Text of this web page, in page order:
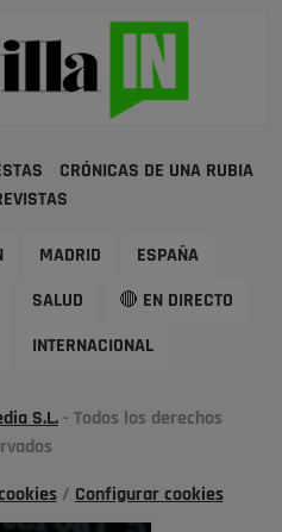
CRÓNICAS DE UNA RUBIA
MADRID ESPAÑA
SALUD 🔴 EN DIRECTO
INTERNACIONAL
S.L. - Todos los derechos
/ Configurar cookies